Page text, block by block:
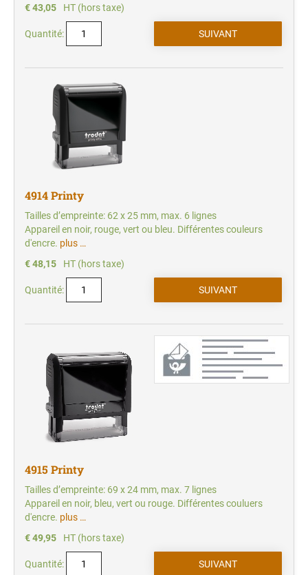
€ 43,05 HT (hors taxe)
Quantité:
4914 Printy
Tailles d’empreinte: 62 x 25 mm, max. 6 lignes
Appareil en noir, rouge, vert ou bleu. Différentes couleurs
d'encre. plus …
€ 48,15
HT (hors taxe)
Quantité:
4915 Printy
Tailles d’empreinte: 69 x 24 mm, max. 7 lignes
Appareil en noir, bleu, vert ou rouge. Différentes couluers
d'encre. plus …
€ 49,95
HT (hors taxe)
Quantité: